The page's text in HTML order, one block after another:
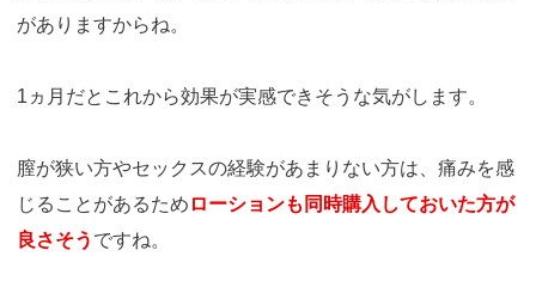
がありますからね。
1ヵ月だとこれから効果が実感できそうな気がします。
膣が狭い方やセックスの経験があまりない方は、痛みを感
じることがあるため ローションも同時購入しておいた方が
良さそう ですね。